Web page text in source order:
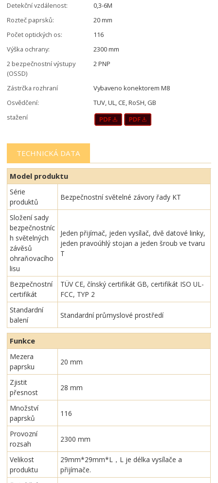
Detekční vzdálenost:
0,3-6M
Rozteč paprsků:
20 mm
Počet optických os:
116
Výška ochrany:
2300 mm
2 bezpečnostní výstupy
(OSSD)
2 PNP
Zástrčka rozhraní
Vybaveno konektorem M8
Osvědčení:
TUV, UL, CE, RoSH, GB
stažení
TECHNICKÁ DATA
Model produktu
Série
produktů
Bezpečnostní světelné závory řady KT
Složení sady
bezpečnostníc
h světelných
závěsů
ohraňovacího
lisu
Jeden přijímač, jeden vysílač, dvě datové linky,
jeden pravoúhlý stojan a jeden šroub ve tvaru
T
Bezpečnostní
certifikát
TÜV CE, čínský certifikát GB, certifikát ISO UL-
FCC, TYP 2
Standardní
balení
Standardní průmyslové prostředí
Funkce
Mezera
paprsku
20 mm
Zjistit
přesnost
28 mm
Množství
paprsků
116
Provozní
rozsah
2300 mm
Velikost
produktu
29mm*29mm*L，L je délka vysílače a
přijímače.